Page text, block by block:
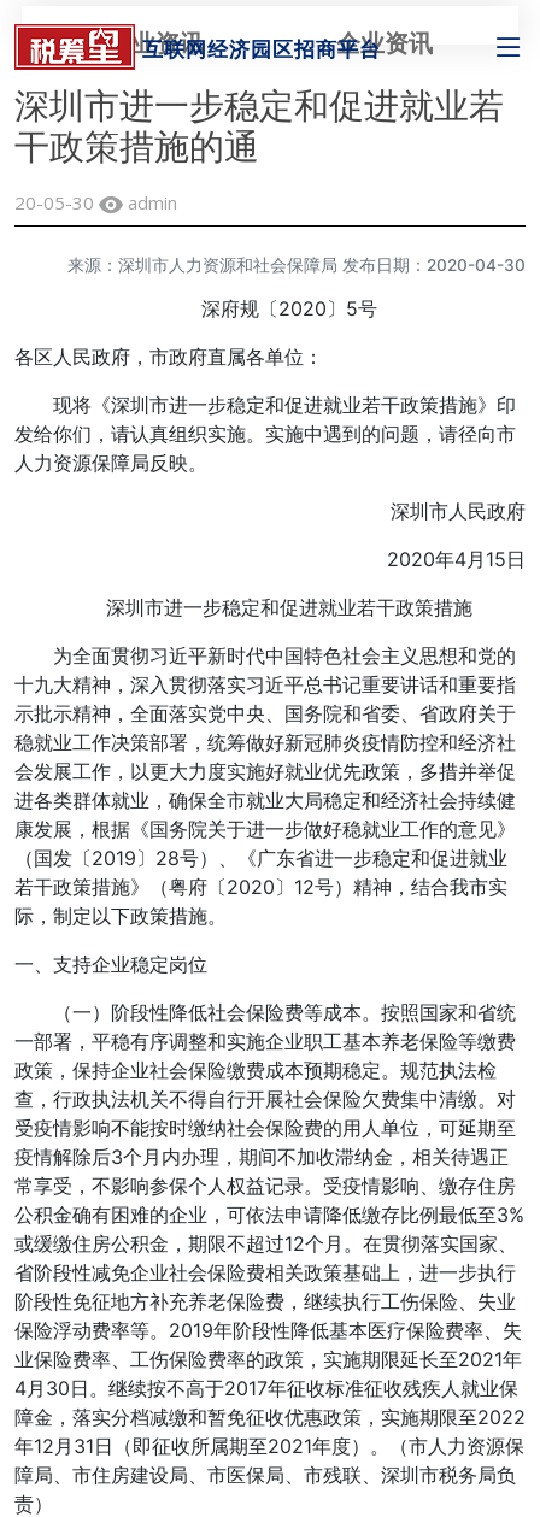
互联网经济园区招商平台
行业资讯 企业资讯
深圳市进一步稳定和促进就业若
干政策措施的通
20-05-30 admin
来源：深圳市人力资源和社会保障局 发布日期：2020-04-30
深府规〔2020〕5号
各区人民政府，市政府直属各单位：
现将《深圳市进一步稳定和促进就业若干政策措施》印
发给你们，请认真组织实施。实施中遇到的问题，请径向市
人力资源保障局反映。
深圳市人民政府
2020年4月15日
深圳市进一步稳定和促进就业若干政策措施
为全面贯彻习近平新时代中国特色社会主义思想和党的
十九大精神，深入贯彻落实习近平总书记重要讲话和重要指
示批示精神，全面落实党中央、国务院和省委、省政府关于
稳就业工作决策部署，统筹做好新冠肺炎疫情防控和经济社
会发展工作，以更大力度实施好就业优先政策，多措并举促
进各类群体就业，确保全市就业大局稳定和经济社会持续健
康发展，根据《国务院关于进一步做好稳就业工作的意见》
（国发〔2019〕28号）、《广东省进一步稳定和促进就业
若干政策措施》（粤府〔2020〕12号）精神，结合我市实
际，制定以下政策措施。
一、支持企业稳定岗位
（一）阶段性降低社会保险费等成本。按照国家和省统
一部署，平稳有序调整和实施企业职工基本养老保险等缴费
政策，保持企业社会保险缴费成本预期稳定。规范执法检
查，行政执法机关不得自行开展社会保险欠费集中清缴。对
受疫情影响不能按时缴纳社会保险费的用人单位，可延期至
疫情解除后3个月内办理，期间不加收滞纳金，相关待遇正
常享受，不影响参保个人权益记录。受疫情影响、缴存住房
公积金确有困难的企业，可依法申请降低缴存比例最低至3%
或缓缴住房公积金，期限不超过12个月。在贯彻落实国家、
省阶段性减免企业社会保险费相关政策基础上，进一步执行
阶段性免征地方补充养老保险费，继续执行工伤保险、失业
保险浮动费率等。2019年阶段性降低基本医疗保险费率、失
业保险费率、工伤保险费率的政策，实施期限延长至2021年
4月30日。继续按不高于2017年征收标准征收残疾人就业保
障金，落实分档减缴和暂免征收优惠政策，实施期限至2022
年12月31日（即征收所属期至2021年度）。（市人力资源保
障局、市住房建设局、市医保局、市残联、深圳市税务局负
责）